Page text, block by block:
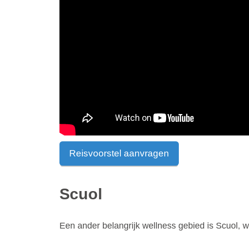
Reisvoorstel aanvragen
Scuol
Een ander belangrijk wellness gebied is Scuol,